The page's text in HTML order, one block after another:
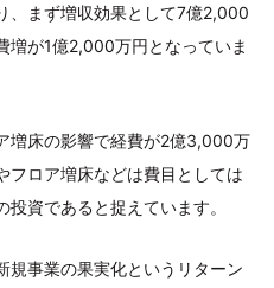
、まず増収効果として7億2,000
増が1億2,000万円となっていま
増床の影響で経費が2億3,000万
フロア増床などは費目としては
資であると捉えています。
規事業の果実化というリターン